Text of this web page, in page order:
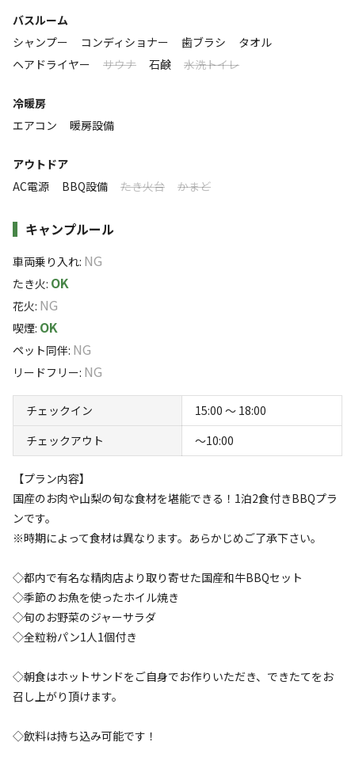
バスルーム
シャンプー
コンディショナー 歯ブラシ
タオル
ヘアドライヤー
サウナ 石鹸 水洗トイレ
冷暖房
エアコン
暖房設備
アウトドア
AC電源
BBQ設備 たき火台 かまど
キャンプルール
車両乗り入れ: NG
たき火: OK
花火: NG
喫煙: OK
ペット同伴: NG
リードフリー: NG
チェックイン
15:00 〜 18:00
チェックアウト
〜10:00
【プラン内容】
国産のお肉や山梨の旬な食材を堪能できる！1泊2食付きBBQプラ
ンです。
※時期によって食材は異なります。あらかじめご了承下さい。
◇都内で有名な精肉店より取り寄せた国産和牛BBQセット
◇季節のお魚を使ったホイル焼き
◇旬のお野菜のジャーサラダ
◇全粒粉パン1人1個付き
◇朝食はホットサンドをご自身でお作りいただき、できたてをお
召し上がり頂けます。
◇飲料は持ち込み可能です！
落ち着く
ソロ
% 30% 30
#初心者歓迎 #カップルにおすすめ
#手ぶらキャンプ
#グループにおすすめ
キャンペーン
空き状況検索
利用タイプ
宿泊 日帰り
チェックイン
利用人数